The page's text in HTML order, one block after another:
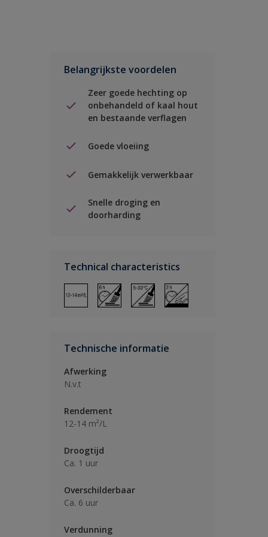
Belangrijkste voordelen
Zeer goede hechting op
onbehandeld of kaal hout
en bestaande verflagen
Goede vloeiing
Gemakkelijk verwerkbaar
Snelle droging en
doorharding
Technical characteristics
Technische informatie
Afwerking
N.v.t
Rendement
12-14 m²/L
Droogtijd
Ca. 1 uur
Overschilderbaar
Ca. 6 uur
Verdunning